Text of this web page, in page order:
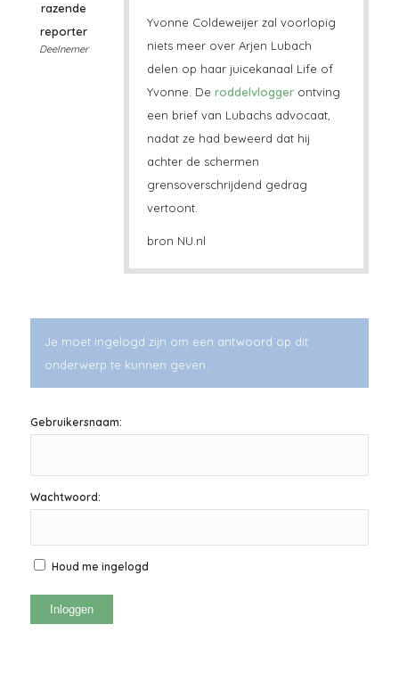
razende
reporter
Deelnemer
Yvonne Coldeweijer zal voorlopig
niets meer over Arjen Lubach
delen op haar juicekanaal Life of
Yvonne. De roddelvlogger ontving
een brief van Lubachs advocaat,
nadat ze had beweerd dat hij
achter de schermen
grensoverschrijdend gedrag
vertoont.
bron NU.nl
Je moet ingelogd zijn om een antwoord op dit
onderwerp te kunnen geven.
Gebruikersnaam:
Wachtwoord:
Houd me ingelogd
Inloggen